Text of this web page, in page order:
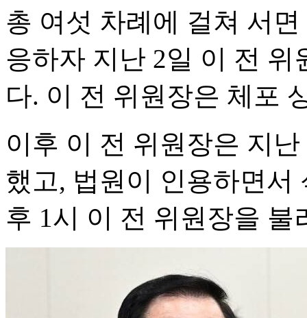
총 여섯 차례에 걸쳐 서
응하자 지난 2일 이 전
다. 이 전 위원장은 체포
이후 이 전 위원장은 지
했고, 법원이 인용하면서
후 1시 이 전 위원장을